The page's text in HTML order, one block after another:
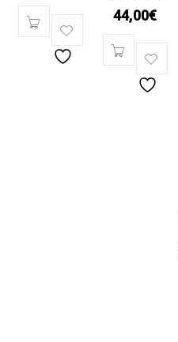
44,00€